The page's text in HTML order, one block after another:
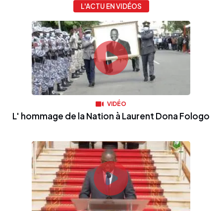
L'ACTU EN VIDÉOS
VIDÉO
L' hommage de la Nation à Laurent Dona Fologo